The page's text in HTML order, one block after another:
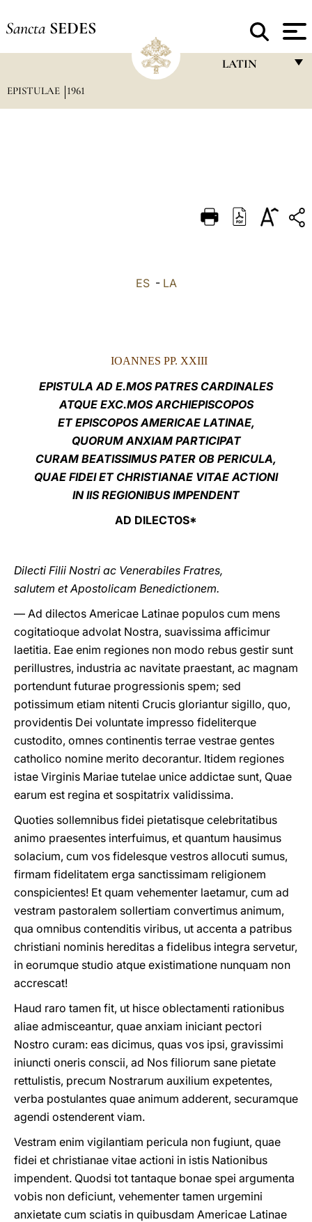
Sancta SEDES
LATIN
DEUTSCH
EPISTULAE 1961
ES- LA
IOANNES PP. XXIII
EPISTULA AD E.MOS PATRES CARDINALES
ATQUE EXC.MOS ARCHIEPISCOPOS
ET EPISCOPOS AMERICAE LATINAE,
QUORUM ANXIAM PARTICIPAT
CURAM BEATISSIMUS PATER OB PERICULA,
QUAE FIDEI ET CHRISTIANAE VITAE ACTIONI
IN IIS REGIONIBUS IMPENDENT
AD DILECTOS*
Dilecti Filii Nostri ac Venerabiles Fratres,
salutem et Apostolicam Benedictionem.
— Ad dilectos Americae Latinae populos cum mens
cogitatioque advolat Nostra, suavissima afficimur
laetitia. Eae enim regiones non modo rebus gestir sunt
perillustres, industria ac navitate praestant, ac magnam
portendunt futurae progressionis spem; sed
potissimum etiam nitenti Crucis gloriantur sigillo, quo,
providentis Dei voluntate impresso fideliterque
custodito, omnes continentis terrae vestrae gentes
catholico nomine merito decorantur. Itidem regiones
istae Virginis Mariae tutelae unice addictae sunt, Quae
earum est regina et sospitatrix validissima.
Quoties sollemnibus fidei pietatisque celebritatibus
animo praesentes interfuimus, et quantum hausimus
solacium, cum vos fidelesque vestros allocuti sumus,
firmam fidelitatem erga sanctissimam religionem
conspicientes! Et quam vehementer laetamur, cum ad
vestram pastoralem sollertiam convertimus animum,
qua omnibus contenditis viribus, ut accenta a patribus
christiani nominis hereditas a fidelibus integra servetur,
in eorumque studio atque existimatione nunquam non
accrescat!
Haud raro tamen fit, ut hisce oblectamenti rationibus
aliae admisceantur, quae anxiam iniciant pectori
Nostro curam: eas dicimus, quas vos ipsi, gravissimi
iniuncti oneris conscii, ad Nos filiorum sane pietate
rettulistis, precum Nostrarum auxilium expetentes,
verba postulantes quae animum adderent, securamque
agendi ostenderent viam.
Vestram enim vigilantiam pericula non fugiunt, quae
fidei et christianae vitae actioni in istis Nationibus
impendent. Quodsi tot tantaque bonae spei argumenta
vobis non deficiunt, vehementer tamen urgemini
anxietate cum sciatis in quibusdam Americae Latinae